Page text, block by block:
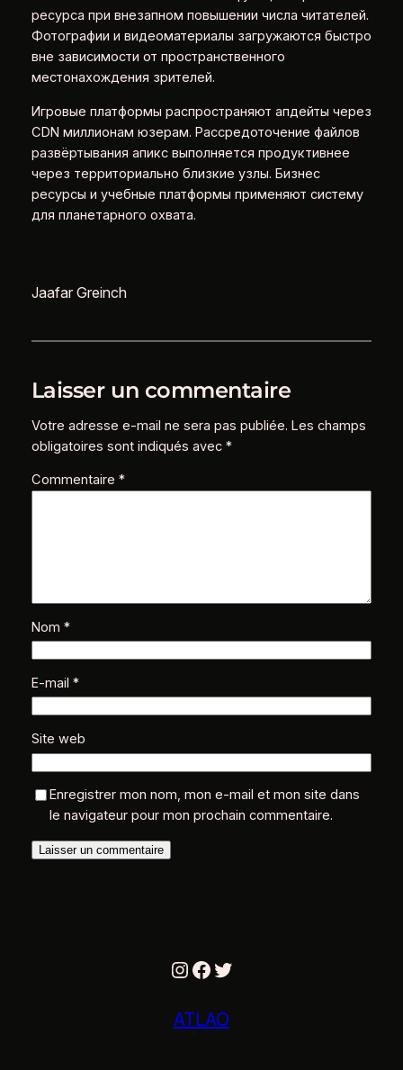
ресурса при внезапном повышении числа читателей.
Фотографии и видеоматериалы загружаются быстро
вне зависимости от пространственного
местонахождения зрителей.
Игровые платформы распространяют апдейты через
CDN миллионам юзерам. Рассредоточение файлов
развёртывания апикс выполняется продуктивнее
через территориально близкие узлы. Бизнес
ресурсы и учебные платформы применяют систему
для планетарного охвата.
Jaafar Greinch
Laisser un commentaire
Votre adresse e-mail ne sera pas publiée. Les champs
obligatoires sont indiqués avec *
Commentaire *
Nom *
E-mail *
Site web
Enregistrer mon nom, mon e-mail et mon site dans
le navigateur pour mon prochain commentaire.
Instagram
Facebook
Twitter
ATLAO